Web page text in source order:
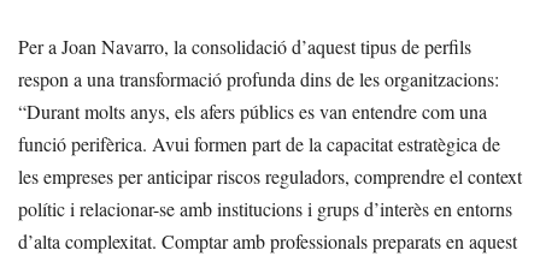
Per a Joan Navarro, la consolidació d’aquest tipus de perfils
respon a una transformació profunda dins de les organitzacions:
“Durant molts anys, els afers públics es van entendre com una
funció perifèrica. Avui formen part de la capacitat estratègica de
les empreses per anticipar riscos reguladors, comprendre el context
polític i relacionar-se amb institucions i grups d’interès en entorns
d’alta complexitat. Comptar amb professionals preparats en aquest